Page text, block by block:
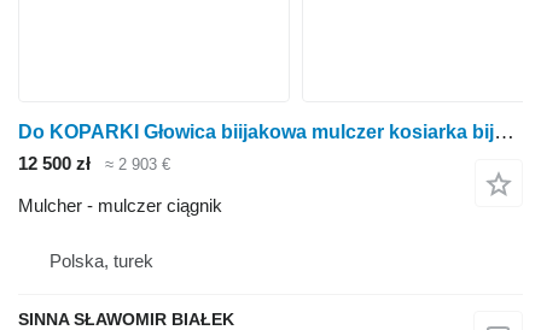
Do KOPARKI Głowica biijakowa mulczer kosiarka bijakowa
12 500 zł ≈ 2 903 €
Mulcher - mulczer ciągnik
Polska, turek
SINNA SŁAWOMIR BIAŁEK